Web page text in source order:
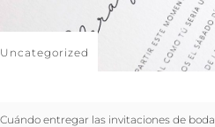
Uncategorized
Cuándo entregar las invitaciones de boda